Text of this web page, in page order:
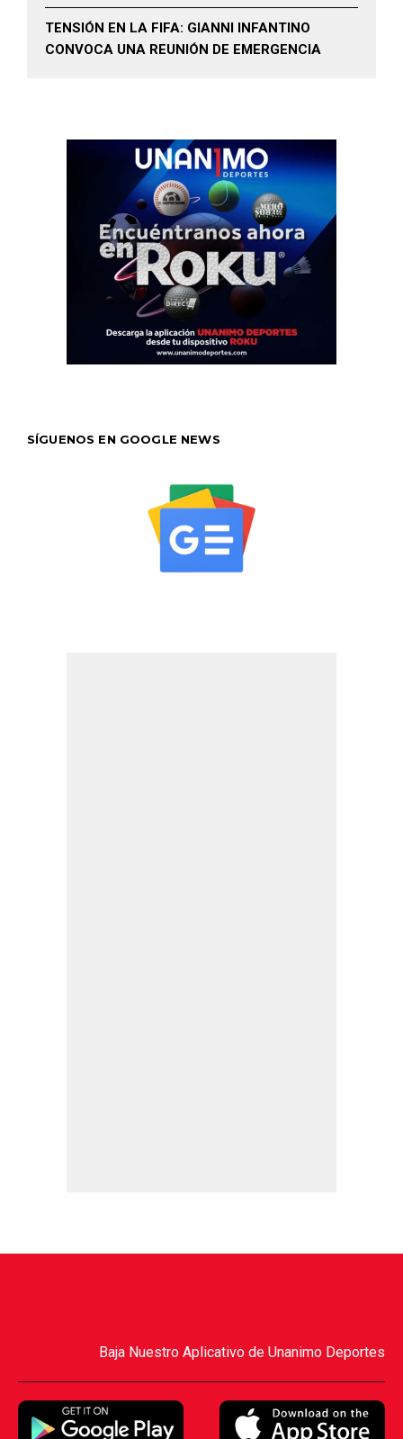
TENSIÓN EN LA FIFA: GIANNI INFANTINO
CONVOCA UNA REUNIÓN DE EMERGENCIA
SÍGUENOS EN GOOGLE NEWS
Baja Nuestro Aplicativo de Unanimo Deportes